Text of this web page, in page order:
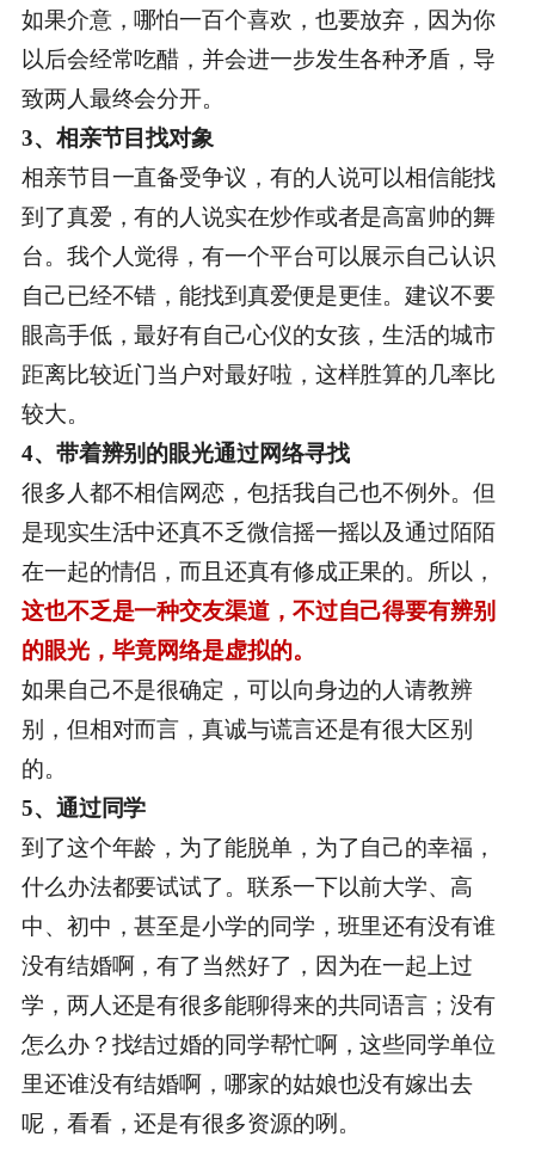
如果介意，哪怕一百个喜欢，也要放弃，因为你
以后会经常吃醋，并会进一步发生各种矛盾，导
致两人最终会分开。
3、相亲节目找对象
相亲节目一直备受争议，有的人说可以相信能找
到了真爱，有的人说实在炒作或者是高富帅的舞
台。我个人觉得，有一个平台可以展示自己认识
自己已经不错，能找到真爱便是更佳。建议不要
眼高手低，最好有自己心仪的女孩，生活的城市
距离比较近门当户对最好啦，这样胜算的几率比
较大。
4、带着辨别的眼光通过网络寻找
很多人都不相信网恋，包括我自己也不例外。但
是现实生活中还真不乏微信摇一摇以及通过陌陌
在一起的情侣，而且还真有修成正果的。所以，
这也不乏是一种交友渠道，不过自己得要有辨别
的眼光，毕竟网络是虚拟的。
如果自己不是很确定，可以向身边的人请教辨
别，但相对而言，真诚与谎言还是有很大区别
的。
5、通过同学
到了这个年龄，为了能脱单，为了自己的幸福，
什么办法都要试试了。联系一下以前大学、高
中、初中，甚至是小学的同学，班里还有没有谁
没有结婚啊，有了当然好了，因为在一起上过
学，两人还是有很多能聊得来的共同语言；没有
怎么办？找结过婚的同学帮忙啊，这些同学单位
里还谁没有结婚啊，哪家的姑娘也没有嫁出去
呢，看看，还是有很多资源的咧。